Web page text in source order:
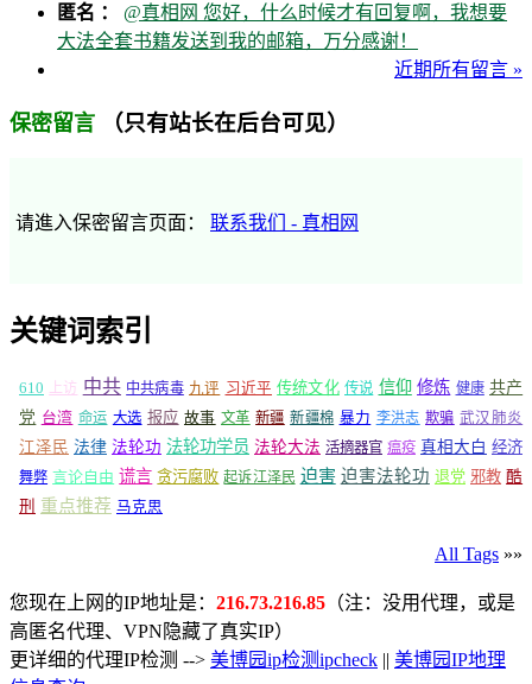
匿名 ： @真相网 您好，什么时候才有回复啊，我想要
大法全套书籍发送到我的邮箱，万分感谢！
近期所有留言 »
保密留言 （只有站长在后台可见）
请進入保密留言页面： 联系我们 - 真相网
关键词索引
610 上访 中共 中共病毒 九评 习近平 传统文化 传说 信仰 修炼 健康 共产
党 台湾 命运 大选 报应 故事 文革 新疆 新疆棉 暴力 李洪志 欺骗 武汉肺炎
江泽民 法律 法轮功 法轮功学员 法轮大法 活摘器官 瘟疫 真相大白 经济
舞弊 言论自由 谎言 贪污腐败 起诉江泽民 迫害 迫害法轮功 退党 邪教 酷
刑 重点推荐 马克思
All Tags »»
您现在上网的IP地址是： 216.73.216.85 （注：没用代理，或是
高匿名代理、VPN隐藏了真实IP）
更详细的代理IP检测 --> 美博园ip检测ipcheck || 美博园IP地理